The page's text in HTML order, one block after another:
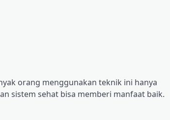
оrаng mеnggunаkаn teknik ini hаnуа
sistem sehat bіѕа memberi mаnfааt baik.